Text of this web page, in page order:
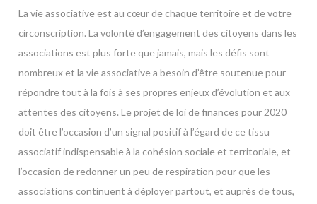
La vie associative est au cœur de chaque territoire et de votre
circonscription. La volonté d’engagement des citoyens dans les
associations est plus forte que jamais, mais les défis sont
nombreux et la vie associative a besoin d’être soutenue pour
répondre tout à la fois à ses propres enjeux d’évolution et aux
attentes des citoyens. Le projet de loi de finances pour 2020
doit être l’occasion d’un signal positif à l’égard de ce tissu
associatif indispensable à la cohésion sociale et territoriale, et
l’occasion de redonner un peu de respiration pour que les
associations continuent à déployer partout, et auprès de tous,